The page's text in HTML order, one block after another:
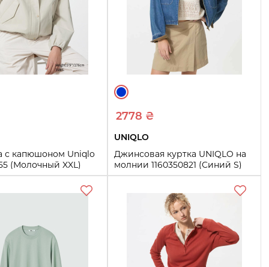
с капюшоном Uniqlo
(Молочный XXL)
2778 ₴
UNIQLO
Джинсовая куртка UNIQLO на
молнии 1160350821 (Синий S)
Купить